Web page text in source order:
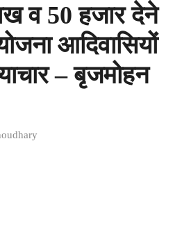
व 50 हजार देने
आदिवासियों
– बृजमोहन